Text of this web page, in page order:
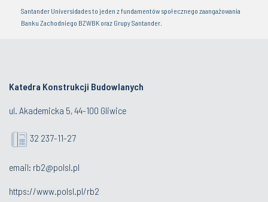
Santander Universidades to jeden z fundamentów społecznego zaangażowania
Banku Zachodniego BZWBK oraz Grupy Santander.
Katedra Konstrukcji Budowlanych
ul. Akademicka 5, 44-100 Gliwice
32 237-11-27
email: rb2@polsl.pl
https://www.polsl.pl/rb2